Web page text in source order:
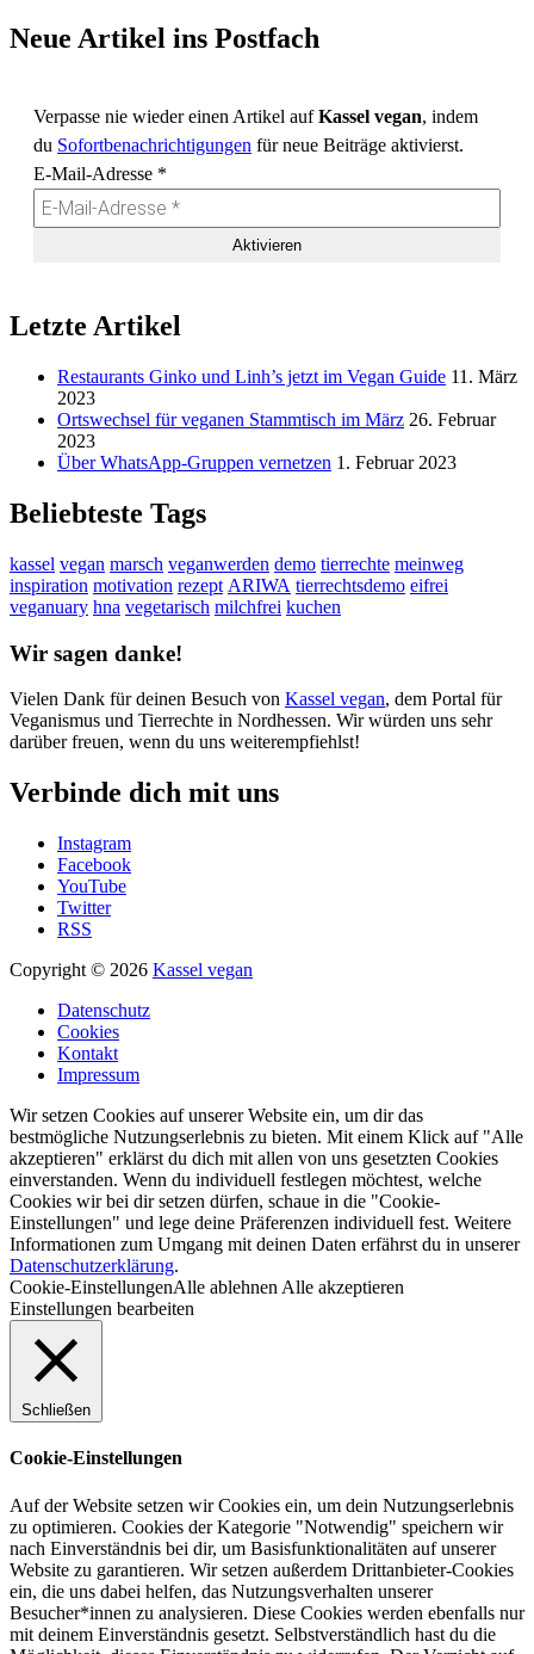
Neue Artikel ins Postfach
Verpasse nie wieder einen Artikel aufKassel vegan, indem
du Sofortbenachrichtigungen für neue Beiträge aktivierst.
E-Mail-Adresse *
Letzte Artikel
Restaurants Ginko und Linh’s jetzt im Vegan Guide 11. März
2023
Ortswechsel für veganen Stammtisch im März 26. Februar
2023
Über WhatsApp-Gruppen vernetzen 1. Februar 2023
Beliebteste Tags
kassel vegan marsch veganwerden demo tierrechte meinweg
inspiration motivation rezept ARIWA tierrechtsdemo eifrei
veganuary hna vegetarisch milchfrei kuchen
Wir sagen danke!
Vielen Dank für deinen Besuch von Kassel vegan, dem Portal für
Veganismus und Tierrechte in Nordhessen. Wir würden uns sehr
darüber freuen, wenn du uns weiterempfiehlst!
Verbinde dich mit uns
Instagram
Facebook
YouTube
Twitter
RSS
Copyright © 2026 Kassel vegan
Datenschutz
Cookies
Kontakt
Impressum
Wir setzen Cookies auf unserer Website ein, um dir das
bestmögliche Nutzungserlebnis zu bieten. Mit einem Klick auf "Alle
akzeptieren" erklärst du dich mit allen von uns gesetzten Cookies
einverstanden. Wenn du individuell festlegen möchtest, welche
Cookies wir bei dir setzen dürfen, schaue in die "Cookie-
Einstellungen" und lege deine Präferenzen individuell fest. Weitere
Informationen zum Umgang mit deinen Daten erfährst du in unserer
Datenschutzerklärung.
Cookie-EinstellungenAlle ablehnen Alle akzeptieren
Einstellungen bearbeiten
Schließen
Cookie-Einstellungen
Auf der Website setzen wir Cookies ein, um dein Nutzungserlebnis
zu optimieren. Cookies der Kategorie "Notwendig" speichern wir
nach Einverständnis bei dir, um Basisfunktionalitäten auf unserer
Website zu garantieren. Wir setzen außerdem Drittanbieter-Cookies
ein, die uns dabei helfen, das Nutzungsverhalten unserer
Besucher*innen zu analysieren. Diese Cookies werden ebenfalls nur
mit deinem Einverständnis gesetzt. Selbstverständlich hast du die